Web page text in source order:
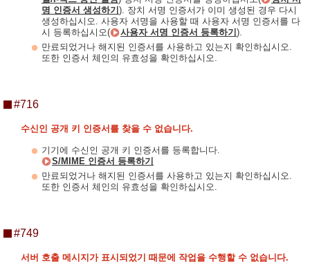
명 인증서 생성하기 ). 장치 서명 인증서가 이미 생성된 경우 다시
생성하십시오. 사용자 서명을 사용할 때 사용자 서명 인증서를 다
시 등록하십시오(
사용자 서명 인증서 등록하기 ).
만료되었거나 해지된 인증서를 사용하고 있는지 확인하십시오.
또한 인증서 체인의 유효성을 확인하십시오.
#716
수신인 공개 키 인증서를 찾을 수 없습니다.
기기에 수신인 공개 키 인증서를 등록합니다.
S/MIME 인증서 등록하기
만료되었거나 해지된 인증서를 사용하고 있는지 확인하십시오.
또한 인증서 체인의 유효성을 확인하십시오.
#749
서버 호출 메시지가 표시되었기 때문에 작업을 수행할 수 없습니다.